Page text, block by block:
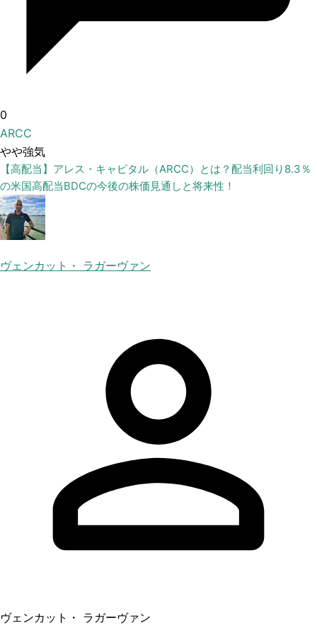
0
ARCC
やや強気
【高配当】アレス・キャピタル（ARCC）とは？配当利回り8.3％
の米国高配当BDCの今後の株価見通しと将来性！
ヴェンカット・ ラガーヴァン
ヴェンカット・ ラガーヴァン